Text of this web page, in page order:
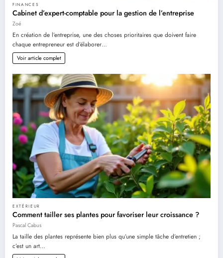
FINANCES
Cabinet d’expert-comptable pour la gestion de l’entreprise
Zoé
En création de l’entreprise, une des choses prioritaires que doivent faire
chaque entrepreneur est d’élaborer…
Voir article complet
EXTÉRIEUR
Comment tailler ses plantes pour favoriser leur croissance ?
Pascal Cabus
La taille des plantes représente bien plus qu’une simple tâche d’entretien ;
c’est un art…